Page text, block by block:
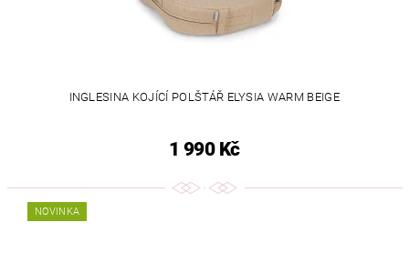
INGLESINA KOJÍCÍ POLŠTÁŘ ELYSIA WARM BEIGE
1 990 Kč
NOVINKA